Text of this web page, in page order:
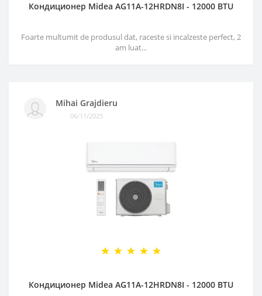
Кондиционер Midea AG11A-12HRDN8I - 12000 BTU
Foarte multumit de produsul dat, raceste si incalzeste perfect, 2
am luat...
Mihai Grajdieru
06/11/2025
Кондиционер Midea AG11A-12HRDN8I - 12000 BTU